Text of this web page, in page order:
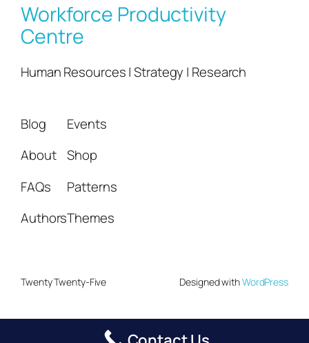
Workforce Productivity
Centre
Human Resources | Strategy | Research
Blog
About
FAQs
Authors
Events
Shop
Patterns
Themes
Twenty Twenty-Five Designed withWordPress